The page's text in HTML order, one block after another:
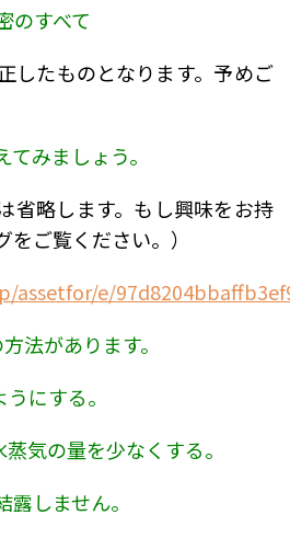
のすべて
したものとなります。予めご
みましょう。
省略します。 もし興味をお持
ご覧ください。）
assetfor/e/
法があります。
にする。
気の量を少なくする。
しません。